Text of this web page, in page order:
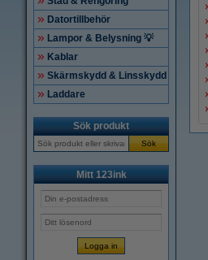
Datortillbehör
Lampor & Belysning 💡
Kablar
Skärmskydd & Linsskydd
Laddare
Sök produkt
Sök
Mitt 123ink